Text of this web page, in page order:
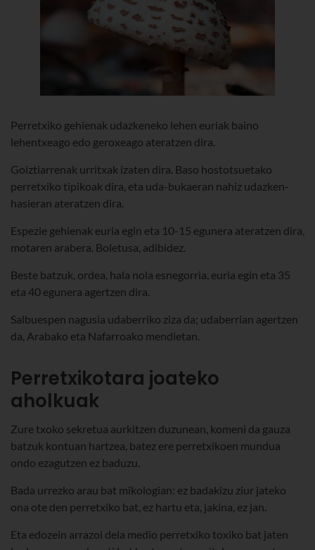
Perretxiko gehienak udazkeneko lehen euriak baino
lehentxeago edo geroxeago ateratzen dira.
Goiztiarrenak urritxak izaten dira. Baso hostotsuetako
perretxiko tipikoak dira, eta uda-bukaeran nahiz udazken-
hasieran ateratzen dira.
Espezie gehienak euria egin eta 10-15 egunera ateratzen dira,
motaren arabera. Boletusa, adibidez.
Beste batzuk, ordea, hala nola esnegorria, euria egin eta 35
eta 40 egunera agertzen dira.
Salbuespen nagusia udaberriko ziza da; udaberrian agertzen
da, Arabako eta Nafarroako mendietan.
Perretxikotara joateko
aholkuak
Zure txoko sekretua aurkitzen duzunean, komeni da gauza
batzuk kontuan hartzea, batez ere perretxikoen mundua
ondo ezagutzen ez baduzu.
Bada urrezko arau bat mikologian: ez badakizu ziur jateko
ona ote den perretxiko bat, ez hartu eta, jakina, ez jan.
Eta edozein arrazoi dela medio perretxiko toxiko bat jaten